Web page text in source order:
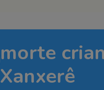
morte
Xanxerê